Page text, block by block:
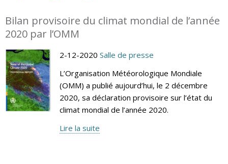
Bilan provisoire du climat mondial de l’année
2020 par l’OMM
2-12-2020 Salle de presse
L’Organisation Météorologique Mondiale
(OMM) a publié aujourd’hui, le 2 décembre
2020, sa déclaration provisoire sur l’état du
climat mondial de l’année 2020.
Lire la suite